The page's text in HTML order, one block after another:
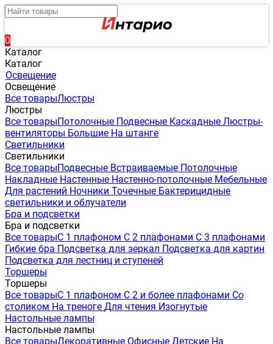
0
Каталог
Каталог
Освещение
Освещение
Все товарыЛюстры
Люстры
Все товарыПотолочные Подвесные Каскадные Люстры-
вентиляторы Большие На штанге
Светильники
Светильники
Все товарыПодвесные Встраиваемые Потолочные
Накладные Настенные Настенно-потолочные Мебельные
Для растений Ночники Точечные Бактерицидные
светильники и облучатели
Бра и подсветки
Бра и подсветки
Все товарыС 1 плафоном С 2 плафонами С 3 плафонами
Гибкие бра Подсветка для зеркал Подсветка для картин
Подсветка для лестниц и ступеней
Торшеры
Торшеры
Все товарыС 1 плафоном С 2 и более плафонами Со
столиком На треноге Для чтения Изогнутые
Настольные лампы
Настольные лампы
Все товарыДекоративные Офисные Детские На